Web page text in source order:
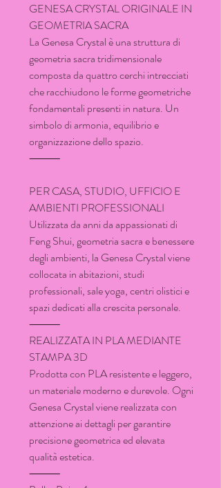
GENESA CRYSTAL ORIGINALE IN
GEOMETRIA SACRA
La Genesa Crystal è una struttura di
geometria sacra tridimensionale
composta da quattro cerchi intrecciati
che racchiudono le forme geometriche
fondamentali presenti in natura. Un
simbolo di armonia, equilibrio e
organizzazione dello spazio.
⸻
PER CASA, STUDIO, UFFICIO E
AMBIENTI PROFESSIONALI
Utilizzata da anni da appassionati di
Feng Shui, geometria sacra e benessere
degli ambienti, la Genesa Crystal viene
collocata in abitazioni, studi
professionali, sale yoga, centri olistici e
spazi dedicati alla crescita personale.
⸻
REALIZZATA IN PLA MEDIANTE
STAMPA 3D
Prodotta con PLA resistente e leggero,
un materiale moderno e durevole. Ogni
Genesa Crystal viene realizzata con
attenzione ai dettagli per garantire
precisione geometrica ed elevata
qualità estetica.
⸻